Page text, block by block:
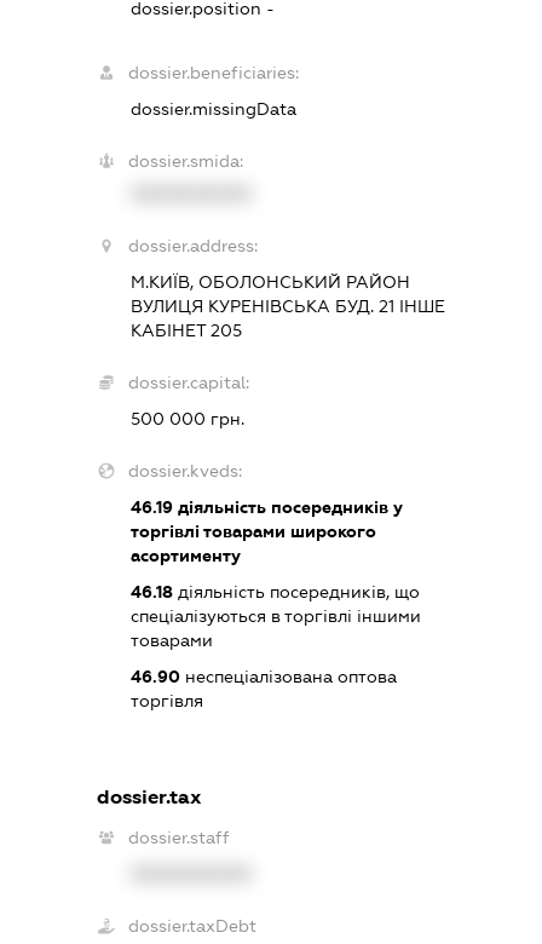
dossier.position -
dossier.beneficiaries:
dossier.missingData
dossier.smida:
dossier.address:
М.КИЇВ, ОБОЛОНСЬКИЙ РАЙОН
ВУЛИЦЯ КУРЕНІВСЬКА БУД. 21 ІНШЕ
КАБІНЕТ 205
dossier.capital:
500 000 грн.
dossier.kveds:
46.19діяльність посередників у
торгівлі товарами широкого
асортименту
46.18діяльність посередників, що
спеціалізуються в торгівлі іншими
товарами
46.90неспеціалізована оптова
торгівля
dossier.tax
dossier.staff
dossier.taxDebt